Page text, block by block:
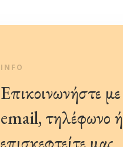
INFO
Επικοινωνήστε με
email, τηλέφωνο ή
επισκεφτείτε μας